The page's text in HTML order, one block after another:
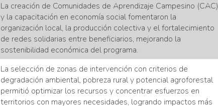
La creación de Comunidades de Aprendizaje Campesino (CAC)
y la capacitación en economía social fomentaron la
organización local, la producción colectiva y el fortalecimiento
de redes solidarias entre beneficiarios, mejorando la
sostenibilidad económica del programa.
La selección de zonas de intervención con criterios de
degradación ambiental, pobreza rural y potencial agroforestal
permitió optimizar los recursos y concentrar esfuerzos en
territorios con mayores necesidades, logrando impactos más